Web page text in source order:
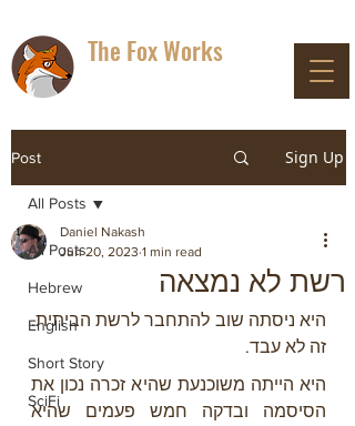
The Fox Works
Post Sign Up
All Posts
Hebrew
English
Short Story
SciFi
All Posts
רשת לא נמצאה
Daniel Nakash
Jun 20, 2023 1 min read
היא ניסתה שוב להתחבר לרשת הביתית.
זה לא עבד.
הסיסמה ובדקה חמש פעמים שהיא